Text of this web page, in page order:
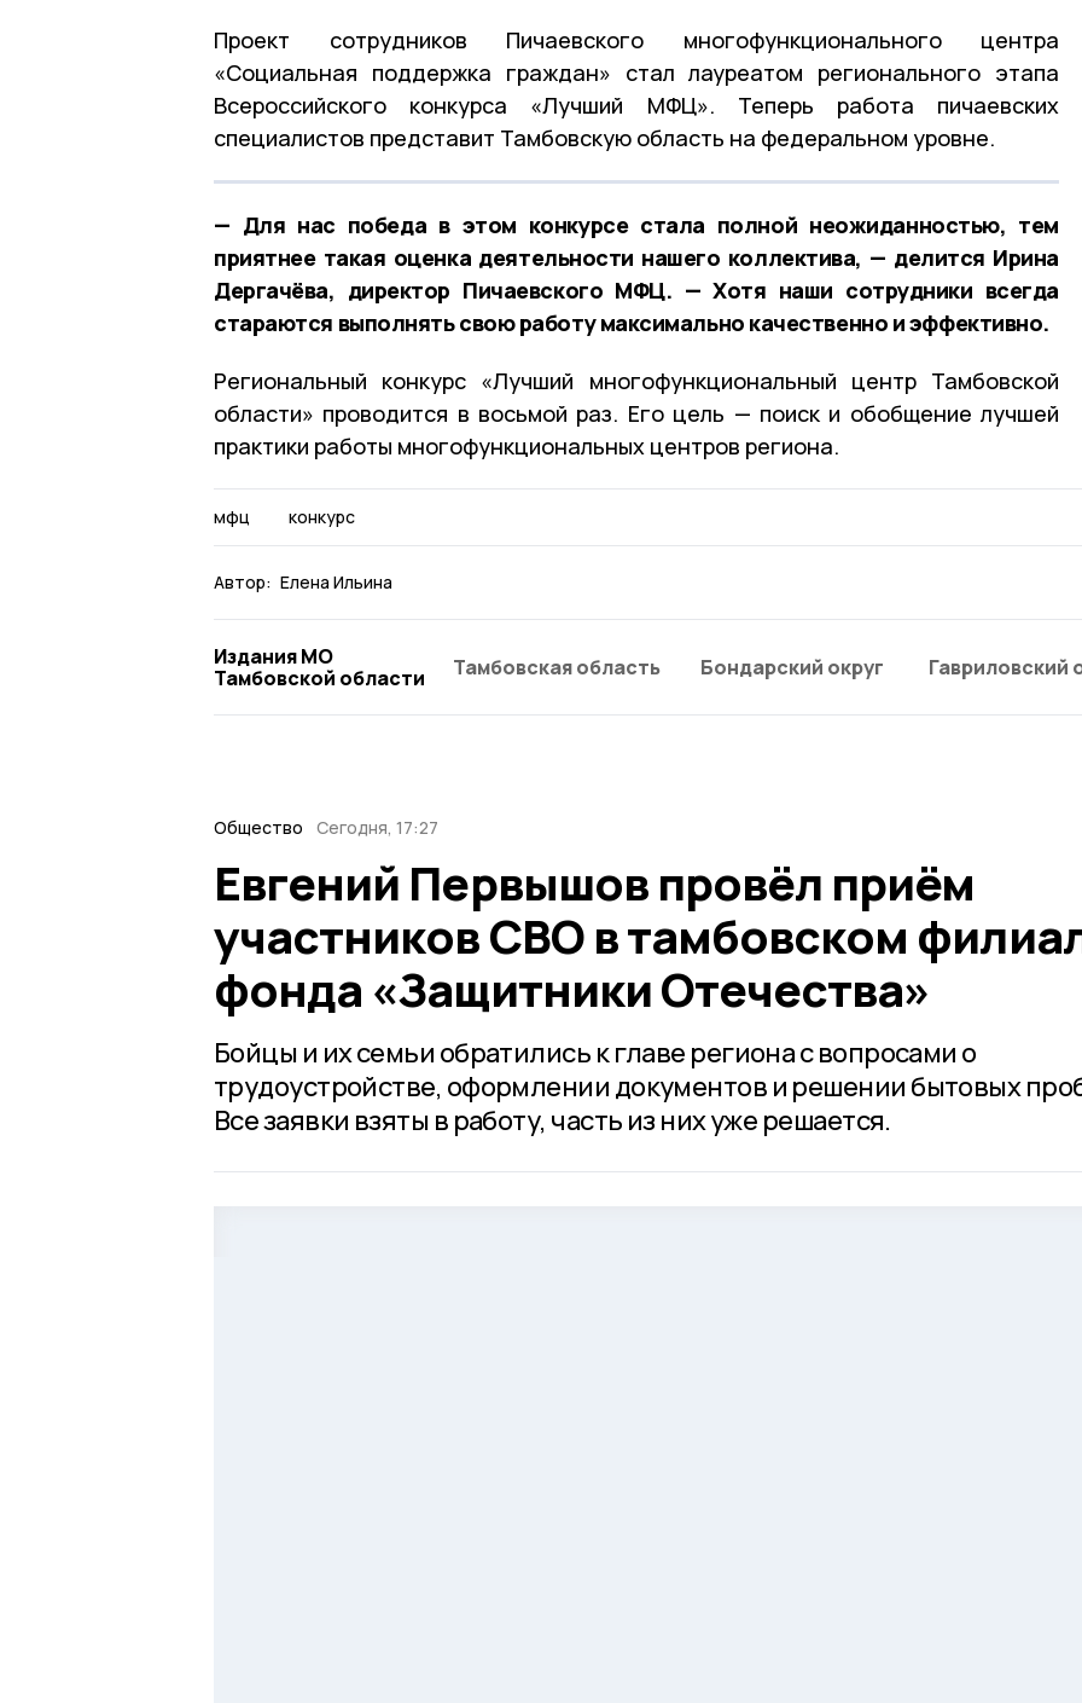
Проект сотрудников Пичаевского многофункционального центра
«Социальная поддержка граждан» стал лауреатом регионального этапа
Всероссийского конкурса «Лучший МФЦ». Теперь работа пичаевских
специалистов представит Тамбовскую область на федеральном уровне.
— Для нас победа в этом конкурсе стала полной неожиданностью, тем
приятнее такая оценка деятельности нашего коллектива, — делится Ирина
Дергачёва, директор Пичаевского МФЦ. — Хотя наши сотрудники всегда
стараются выполнять свою работу максимально качественно и эффективно.
Региональный конкурс «Лучший многофункциональный центр Тамбовской
области» проводится в восьмой раз. Его цель — поиск и обобщение лучшей
практики работы многофункциональных центров региона.
мфц конкурс
Автор: Елена Ильина
Издания МО
Тамбовской области
Тамбовская область Бондарский округ Гавриловский
Общество Сегодня, 17:27
Евгений Первышов провёл приём
участников СВО в тамбовском
фонда «Защитники Отечества»
Бойцы и их семьи обратились к главе региона с вопросами о
трудоустройстве, оформлении документов и решении бытовых
Все заявки взяты в работу, часть из них уже решается.